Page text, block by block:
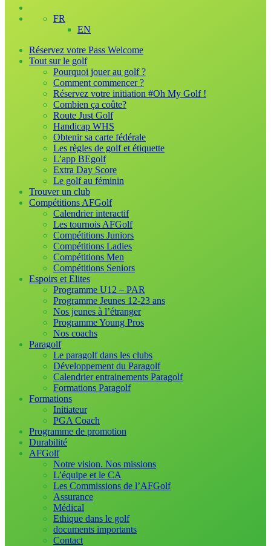
FR
EN
Réservez votre Pass Welcome
Tout sur le golf
Pourquoi jouer au golf ?
Comment commencer ?
Réservez votre initiation #Oh My Golf !
Combien ça coûte?
Route Just Golf
Handicap WHS
Obtenir sa carte fédérale
Les règles de golf et étiquette
L’app BEgolf
Extra Day Score
Le golf au féminin
Trouver un club
Compétitions AFGolf
Calendrier interactif
Les tournois AFGolf
Compétitions Juniors
Compétitions Ladies
Compétitions Men
Compétitions Seniors
Espoirs et Elites
Programme U12 – PAR
Programme Jeunes 12-23 ans
Nos jeunes à l’étranger
Programme Young Pros
Nos coachs
Paragolf
Le paragolf dans les clubs
Développement du Paragolf
Calendrier entrainements Paragolf
Formations Paragolf
Formations
Initiateur
PGA Coach
Programme de promotion
Durabilité
AFGolf
Notre vision. Nos missions
L’équipe et le CA
Les Commissions de l’AFGolf
Assurance
Médical
Ethique dans le golf
documents importants
Contact